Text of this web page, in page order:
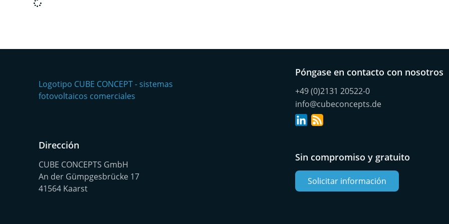
Póngase en contacto con nosotros
+49 (0)2131 20522-0
info@cubeconcepts.de
Dirección
CUBE CONCEPTS GmbH
An der Gümpgesbrücke 17
41564 Kaarst
Sin compromiso y gratuito
Solicitar información